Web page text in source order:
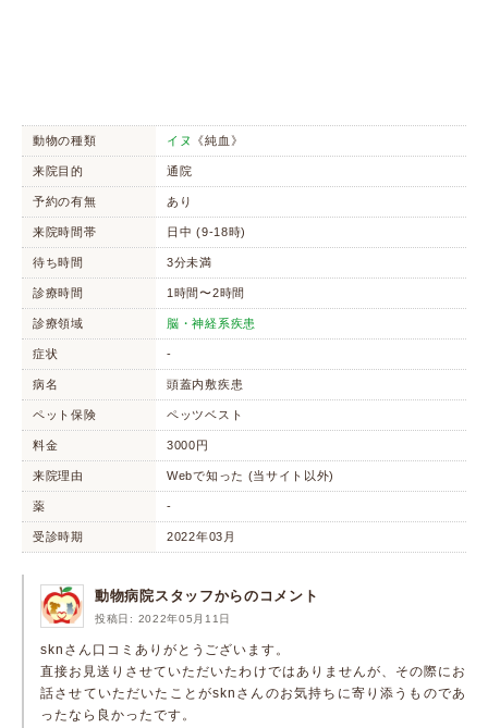
動物の種類 イヌ 《純血》
来院目的 通院
予約の有無 あり
来院時間帯 日中 (9-18時)
待ち時間 3分未満
診療時間 1時間〜2時間
診療領域 脳・神経系疾患
症状 -
病名 頭蓋内敷疾患
ペット保険 ペッツベスト
料金 3000円
来院理由 Webで知った (当サイト以外)
薬 -
受診時期 2022年03月
動物病院スタッフからのコメント
投稿日: 2022年05月11日
sknさん口コミありがとうございます。
直接お見送りさせていただいたわけではありませんが、その際にお
話させていただいたことがsknさんのお気持ちに寄り添うものであ
ったなら良かったです。